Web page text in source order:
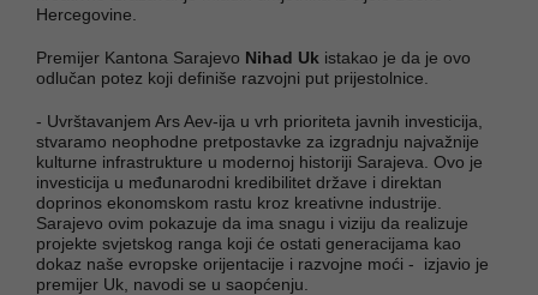
Hercegovine.
Premijer Kantona Sarajevo Nihad Uk istakao je da je ovo
odlučan potez koji definiše razvojni put prijestolnice.
- Uvrštavanjem Ars Aev-ija u vrh prioriteta javnih investicija,
stvaramo neophodne pretpostavke za izgradnju najvažnije
kulturne infrastrukture u modernoj historiji Sarajeva. Ovo je
investicija u međunarodni kredibilitet države i direktan
doprinos ekonomskom rastu kroz kreativne industrije.
Sarajevo ovim pokazuje da ima snagu i viziju da realizuje
projekte svjetskog ranga koji će ostati generacijama kao
dokaz naše evropske orijentacije i razvojne moći - izjavio je
premijer Uk, navodi se u saopćenju.